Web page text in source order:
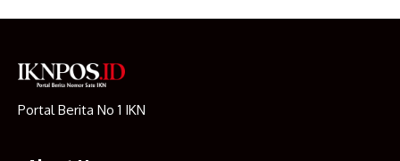
Portal Berita No 1 IKN